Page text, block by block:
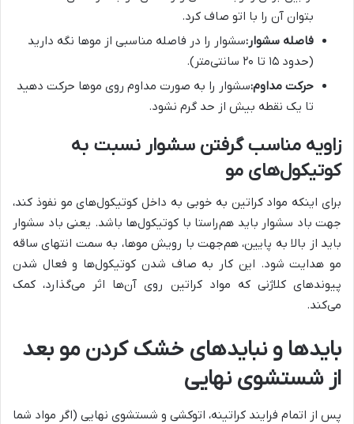
بتوان آن را با اتو صاف کرد.
فاصله سشوار:سشوار را در فاصله مناسبی از موها نگه دارید
(حدود ۱۵ تا ۲۰ سانتی‌متر).
حرکت مداوم:سشوار را به صورت مداوم روی موها حرکت دهید
تا یک نقطه بیش از حد گرم نشود.
زاویه مناسب گرفتن سشوار نسبت به
کوتیکول‌های مو
برای اینکه مواد کراتین به خوبی به داخل کوتیکول‌های مو نفوذ کند،
جهت باد سشوار باید هم‌راستا با کوتیکول‌ها باشد. یعنی باد سشوار
باید از بالا به پایین، هم‌جهت با رویش موها، به سمت انتهای ساقه
مو هدایت شود. این کار به صاف شدن کوتیکول‌ها و فعال شدن
پیوندهای کلاژنی که مواد کراتین روی آن‌ها اثر می‌گذارد، کمک
می‌کند.
بایدها و نبایدهای خشک کردن مو بعد
از شستشوی نهایی
پس از اتمام فرایند کراتینه، اتوکشی و شستشوی نهایی (اگر مواد شما